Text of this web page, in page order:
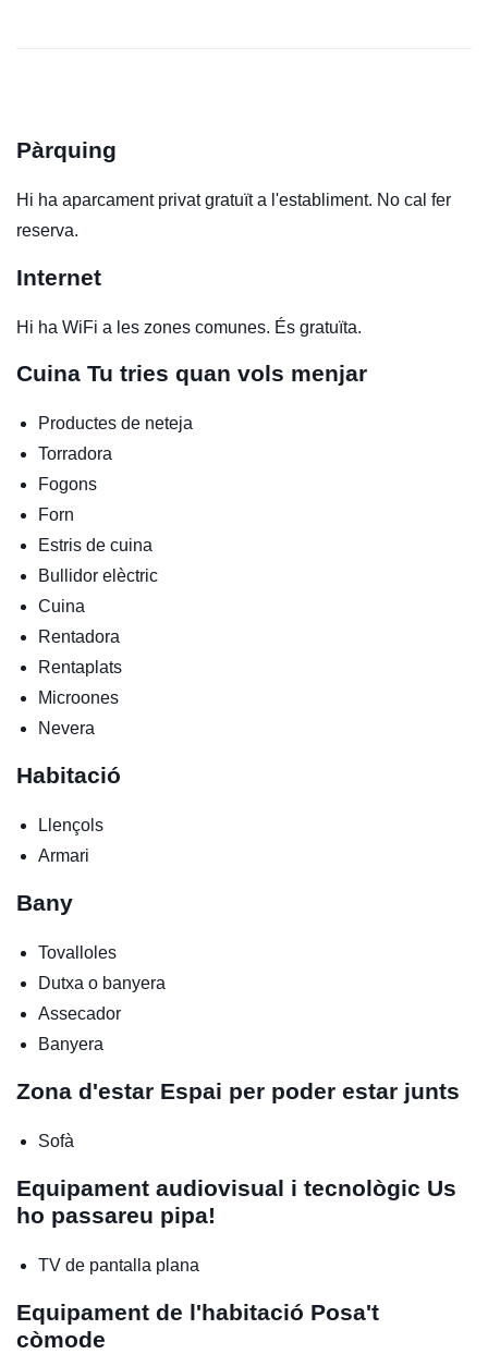
Pàrquing
Hi ha aparcament privat gratuït a l'establiment. No cal fer
reserva.
Internet
Hi ha WiFi a les zones comunes. És gratuïta.
Cuina Tu tries quan vols menjar
Productes de neteja
Torradora
Fogons
Forn
Estris de cuina
Bullidor elèctric
Cuina
Rentadora
Rentaplats
Microones
Nevera
Habitació
Llençols
Armari
Bany
Tovalloles
Dutxa o banyera
Assecador
Banyera
Zona d'estar Espai per poder estar junts
Sofà
Equipament audiovisual i tecnològic Us
ho passareu pipa!
TV de pantalla plana
Equipament de l'habitació Posa't
còmode